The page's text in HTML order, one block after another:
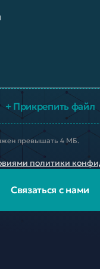
+ Прикрепить файл
превышать 4 МБ.
политики
Связаться с нами